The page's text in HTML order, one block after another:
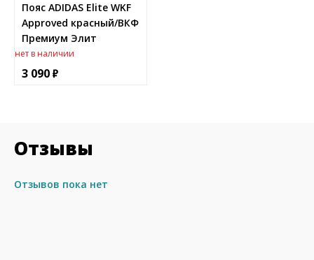
Пояс ADIDAS Elite WKF
Approved красный/ВКФ
Премиум Элит
нет в наличии
3 090
Отзывы
Отзывов пока нет